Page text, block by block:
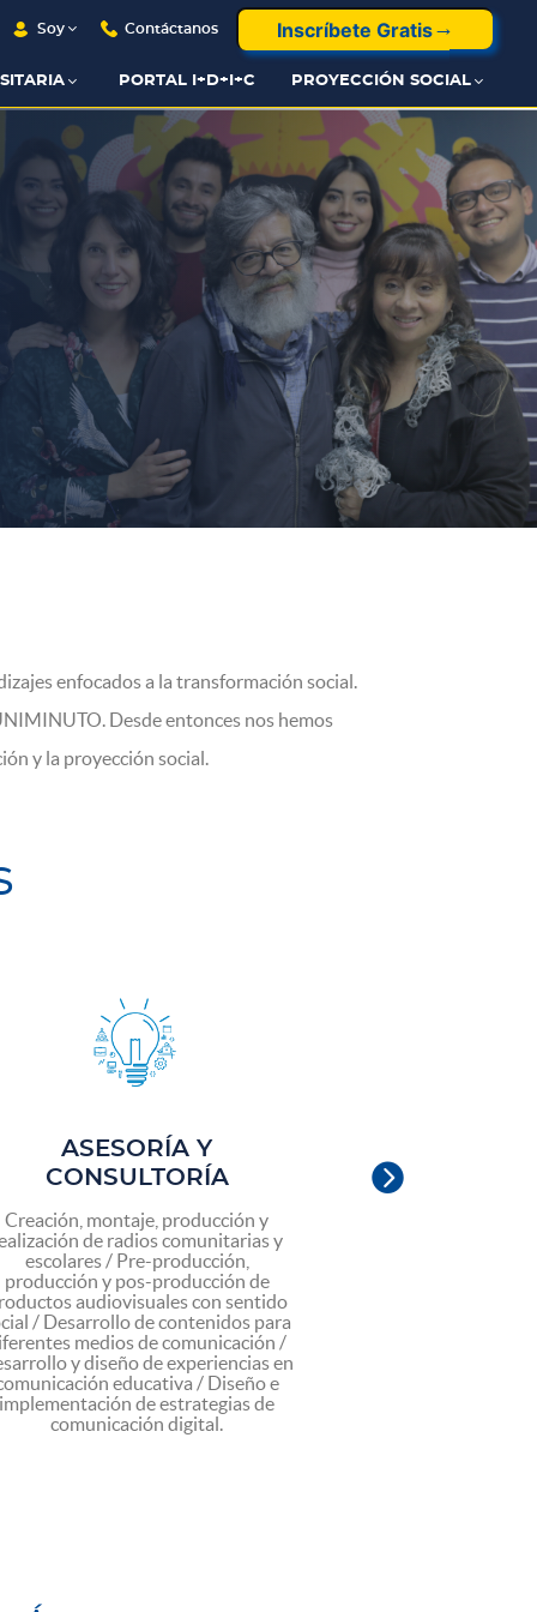
Soy Contáctanos Inscríbete Gratis
PORTAL I+D+I+C PROYECCIÓN SOCIAL
enfocados a la transformación social.
Desde entonces nos hemos
y la proyección social.
ASESORÍA Y
CONSULTORÍA
Creación, montaje, producción y
de radios comunitarias y
escolares / Pre-producción,
producción y pos-producción de
audiovisuales con sentido
/ Desarrollo de contenidos para
medios de comunicación /
y diseño de experiencias en
educativa / Diseño e
implementación de estrategias de
comunicación digital.
